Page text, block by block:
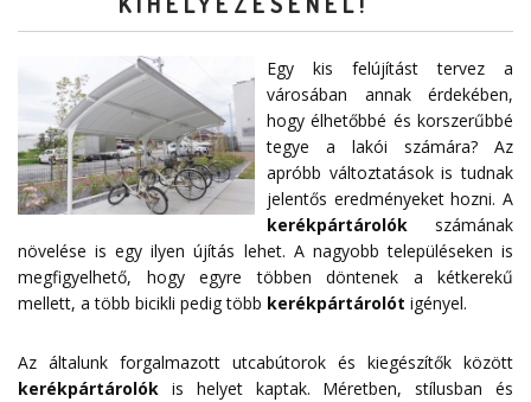
Egy kis felújítást tervez a
városában annak érdekében,
hogy élhetőbbé és korszerűbbé
tegye a lakói számára? Az
apróbb változtatások is tudnak
jelentős eredményeket hozni. A
kerékpártárolók számának
növelése is egy ilyen újítás lehet. A nagyobb településeken is
megfigyelhető, hogy egyre többen döntenek a kétkerekű
mellett, a több bicikli pedig több kerékpártárolót igényel.
Az általunk forgalmazott utcabútorok és kiegészítők között
kerékpártárolók is helyet kaptak. Méretben, stílusban és